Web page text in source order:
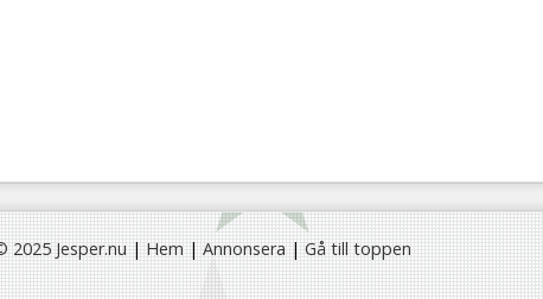
2025 Jesper.nu|Hem|Annonsera|Gå till toppen